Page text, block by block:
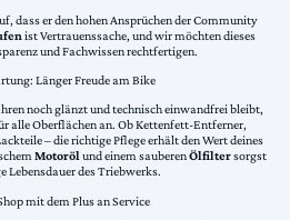
dass er den hohen Ansprüchen der Community
ist Vertrauenssache, und wir möchten dieses
und Fachwissen rechtfertigen.
Länger Freude am Bike
noch glänzt und technisch einwandfrei bleibt,
alle Oberflächen an. Ob Kettenfett-Entferner,
– die richtige Pflege erhält den Wert deines
Motorölund einem sauberenÖlfiltersorgst
Lebensdauer des Triebwerks.
mit dem Plus an Service